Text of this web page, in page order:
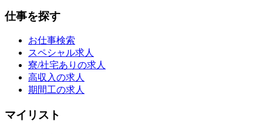
仕事を探す
お仕事検索
スペシャル求人
寮/社宅ありの求人
高収入の求人
期間工の求人
マイリスト